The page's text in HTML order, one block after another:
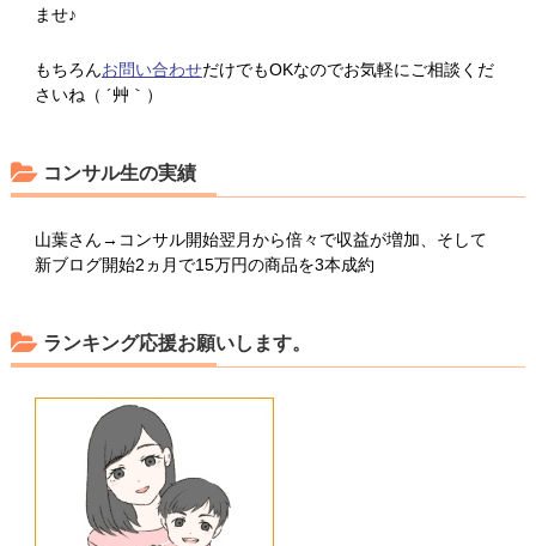
ませ♪
もちろんお問い合わせだけでもOKなのでお気軽にご相談くだ
さいね（ ´艸｀）
コンサル生の実績
山葉さん→コンサル開始翌月から倍々で収益が増加、そして
新ブログ開始2ヵ月で15万円の商品を3本成約
ランキング応援お願いします。